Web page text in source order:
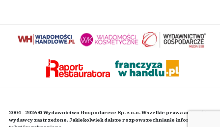
2004 - 2026 © Wydawnictwo Gospodarcze Sp. z o.o. Wszelkie prawa autorskie
wydawcy zastrzeżone. Jakiekolwiek dalsze rozpowszechnianie informacji i